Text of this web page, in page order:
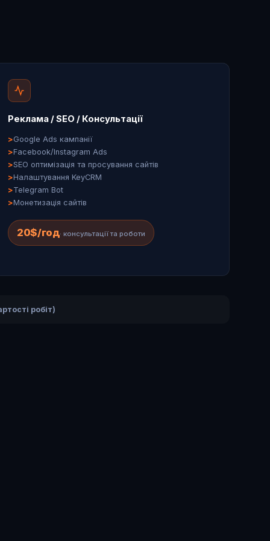
Реклама / SEO / Консультації
Google Ads кампанії
Facebook/Instagram Ads
SEO оптимізація та просування сайтів
Налаштування KeyCRM
Telegram Bot
Монетизація сайтів
20$/год· консультації та роботи
робіт)